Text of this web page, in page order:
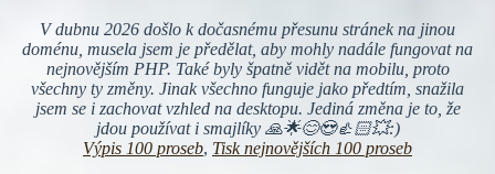
V dubnu 2026 došlo k dočasnému přesunu stránek na jinou
doménu, musela jsem je předělat, aby mohly nadále fungovat na
nejnovějším PHP. Také byly špatně vidět na mobilu, proto
všechny ty změny. Jinak všechno funguje jako předtím, snažila
jsem se i zachovat vzhled na desktopu. Jediná změna je to, že
jdou používat i smajlíky 🙏🌟😊😍👍🏻💥:)
Výpis 100 proseb, Tisk nejnovějších 100 proseb